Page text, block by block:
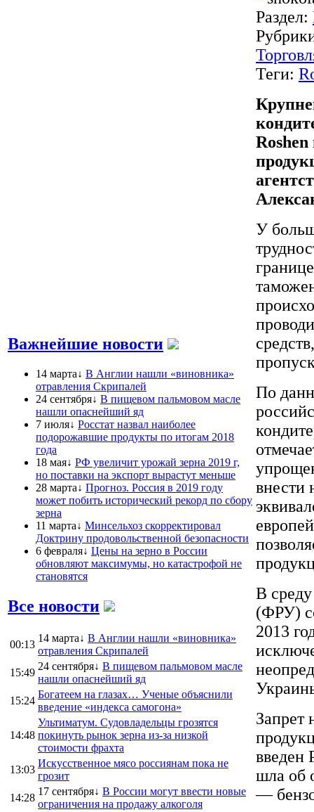
Важнейшие новости
14 марта↓ В Англии нашли «виновника»
отравления Скрипалей
24 сентября↓ В пищевом пальмовом масле
нашли опаснейший яд
7 июля↓ Росстат назвал наиболее
подорожавшие продукты по итогам 2018
года
18 мая↓ РФ увеличит урожай зерна 2019 г,
но поставки на экспорт вырастут меньше
28 марта↓ Прогноз. Россия в 2019 году
может побить исторический рекорд по сбору
зерна
11 марта↓ Минсельхоз скорректировал
Доктрину продовольственной безопасности
6 февраля↓ Цены на зерно в России
обновляют максимумы, но катастрофой не
становятся
Все новости
00:13
14 марта↓ В Англии нашли «виновника»
отравления Скрипалей
15:49
24 сентября↓ В пищевом пальмовом масле
нашли опаснейший яд
15:24
Богатеем на глазах… Ученые объяснили
введение «индекса самогона»
14:48
Ультиматум. Судовладельцы грозятся
покинуть рынок зерна из-за низкой
стоимости фрахта
13:03
Искусственное мясо россиянам пока не
грозит
14:28
17 сентября↓ В России могут ввести новые
ограничения на продажу алкоголя
Раздел:
Теги:
У
По
внести
В
(ФРУ)
2013
Запрет
введен
шла об
—